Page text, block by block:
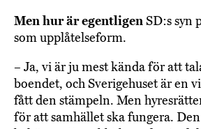
Men hur är egentligenSD:s syn
som upplåtelseform.
– Ja, vi är ju mest kända för att
boendet, och Sverigehuset är en
fått den stämpeln. Men
för att samhället ska fungera.